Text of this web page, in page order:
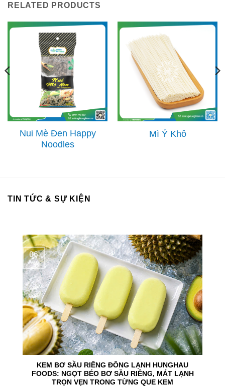
RELATED PRODUCTS
Nui Mè Đen Happy
Noodles
Mì Ý Khô
TIN TỨC & SỰ KIỆN
KEM BƠ SẦU RIÊNG ĐÔNG LẠNH HUNGHAU
FOODS: NGỌT BÉO BƠ SẦU RIÊNG, MÁT LẠNH
TRỌN VẸN TRONG TỪNG QUE KEM
06
Aug